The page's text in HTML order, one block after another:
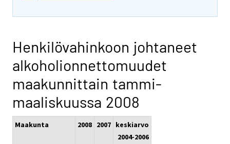
Henkilövahinkoon johtaneet
alkoholionnettomuudet
maakunnittain tammi-
maaliskuussa 2008
Maakunta 2008 2007 keskiarvo
2004-2006